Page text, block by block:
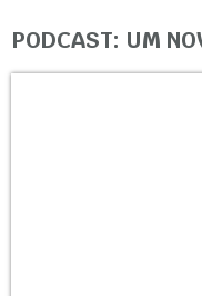
PODCAST: UM